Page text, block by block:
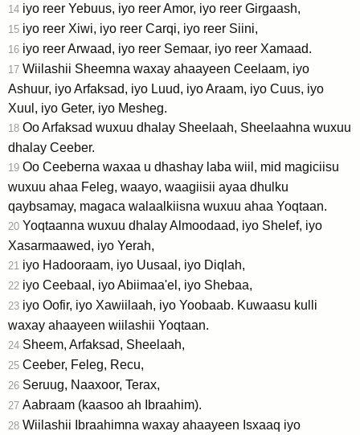
14 iyo reer Yebuus, iyo reer Amor, iyo reer Girgaash,
15 iyo reer Xiwi, iyo reer Carqi, iyo reer Siini,
16 iyo reer Arwaad, iyo reer Semaar, iyo reer Xamaad.
17 Wiilashii Sheemna waxay ahaayeen Ceelaam, iyo
Ashuur, iyo Arfaksad, iyo Luud, iyo Araam, iyo Cuus, iyo
Xuul, iyo Geter, iyo Mesheg.
18 Oo Arfaksad wuxuu dhalay Sheelaah, Sheelaahna wuxuu
dhalay Ceeber.
19 Oo Ceeberna waxaa u dhashay laba wiil, mid magiciisu
wuxuu ahaa Feleg, waayo, waagiisii ayaa dhulku
qaybsamay, magaca walaalkiisna wuxuu ahaa Yoqtaan.
20 Yoqtaanna wuxuu dhalay Almoodaad, iyo Shelef, iyo
Xasarmaawed, iyo Yerah,
21 iyo Hadooraam, iyo Uusaal, iyo Diqlah,
22 iyo Ceebaal, iyo Abiimaa'el, iyo Shebaa,
23 iyo Oofir, iyo Xawiilaah, iyo Yoobaab. Kuwaasu kulli
waxay ahaayeen wiilashii Yoqtaan.
24 Sheem, Arfaksad, Sheelaah,
25 Ceeber, Feleg, Recu,
26 Seruug, Naaxoor, Terax,
27 Aabraam (kaasoo ah Ibraahim).
28 Wiilashii Ibraahimna waxay ahaayeen Isxaaq iyo